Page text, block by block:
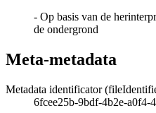
- Op basis van de
de ondergrond
Meta-metadata
Metadata identificator
6fcee25b-9bdf-4b2e-a0f4-